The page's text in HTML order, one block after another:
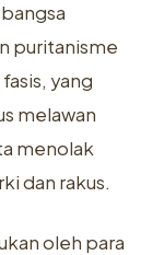
puritanisme
yang
melawan
menolak
dan rakus.
oleh para